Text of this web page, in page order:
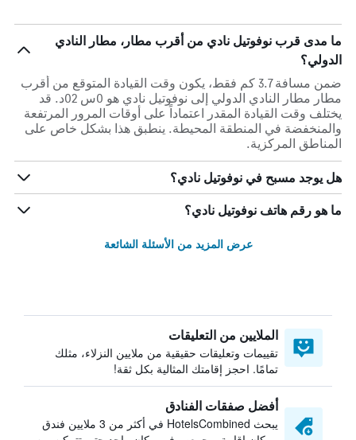
ما مدى قرب نوفوتيل نادي من أقرب مطار، مطار النادي
الدولي؟
ضمن مسافة 3.7 كم فقط، يكون وقت القيادة المتوقع من أقرب
مطار مطار النادي الدولي إلى نوفوتيل نادي هو 0س 02د. قد
يختلف وقت القيادة المقدر اعتماداً على أوقات المرور المرتفعة
والمنخفضة في المنطقة المحيطة. ينطبق هذا بشكل خاص على
المناطق المركزية.
هل يوجد مسبح في نوفوتيل نادي؟
ما هو رقم هاتف نوفوتيل نادي؟
عرض المزيد من الأسئلة الشائعة
الملايين من التعليقات
تقييمات وتعليقات حقيقية من ملايين النزلاء، مثلك
تمامًا. احجز إقامتك المثالية بكل ثقة!
أفضل صفقات الفنادق
يبحث HotelsCombined في أكثر من 3 ملايين فندق